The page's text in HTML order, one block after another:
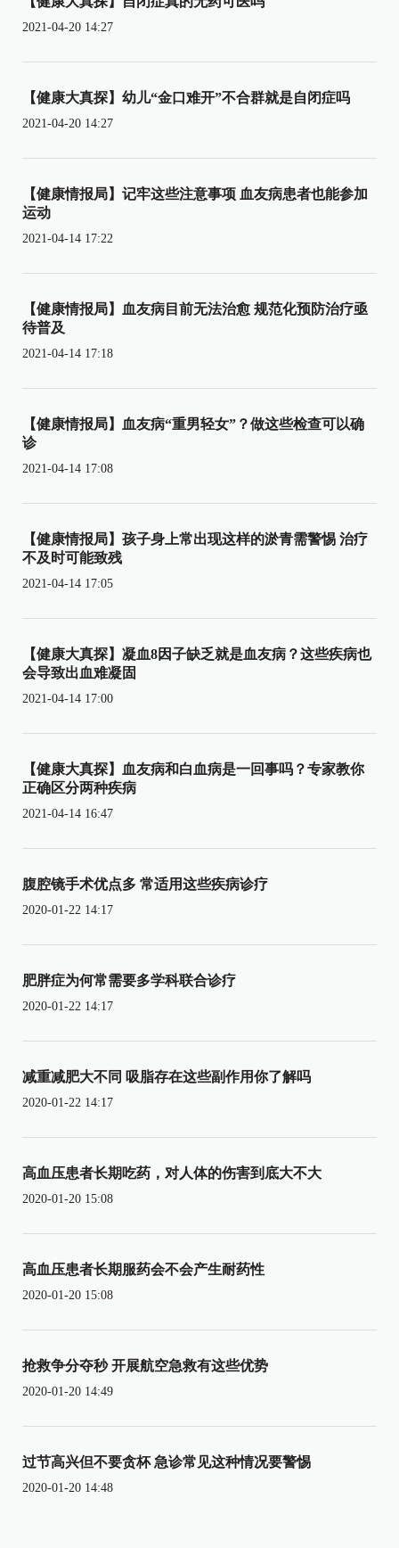
2021-04-20 14:27
【健康大真探】幼儿“金口难开”不合群就是自闭症吗
2021-04-20 14:27
【健康情报局】记牢这些注意事项 血友病患者也能参加
运动
2021-04-14 17:22
【健康情报局】血友病目前无法治愈 规范化预防治疗亟
待普及
2021-04-14 17:18
【健康情报局】血友病“重男轻女”？做这些检查可以确
诊
2021-04-14 17:08
【健康情报局】孩子身上常出现这样的淤青需警惕 治疗
不及时可能致残
2021-04-14 17:05
【健康大真探】凝血8因子缺乏就是血友病？这些疾病也
会导致出血难凝固
2021-04-14 17:00
【健康大真探】血友病和白血病是一回事吗？专家教你
正确区分两种疾病
2021-04-14 16:47
腹腔镜手术优点多 常适用这些疾病诊疗
2020-01-22 14:17
肥胖症为何常需要多学科联合诊疗
2020-01-22 14:17
减重减肥大不同 吸脂存在这些副作用你了解吗
2020-01-22 14:17
高血压患者长期吃药，对人体的伤害到底大不大
2020-01-20 15:08
高血压患者长期服药会不会产生耐药性
2020-01-20 15:08
抢救争分夺秒 开展航空急救有这些优势
2020-01-20 14:49
过节高兴但不要贪杯 急诊常见这种情况要警惕
2020-01-20 14:48